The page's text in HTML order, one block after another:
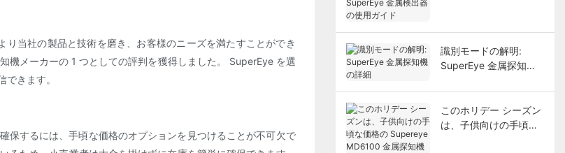
当社の製品と技術を磨き、お客様のニーズを満たすことができ
機メーカーの 1 つとしての評判を獲得しました。 SuperEye を選
きます。
保するには、手頃な価格のオプションを見つけることが不可欠で
識別モードの解明:
SuperEye 金属探知機
このホリデー シーズン
は、子供向けの手頃な